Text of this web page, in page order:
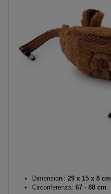
Dimensioni: 29 x 15 x 8 cm
Circonferenza: 67 - 88 cm